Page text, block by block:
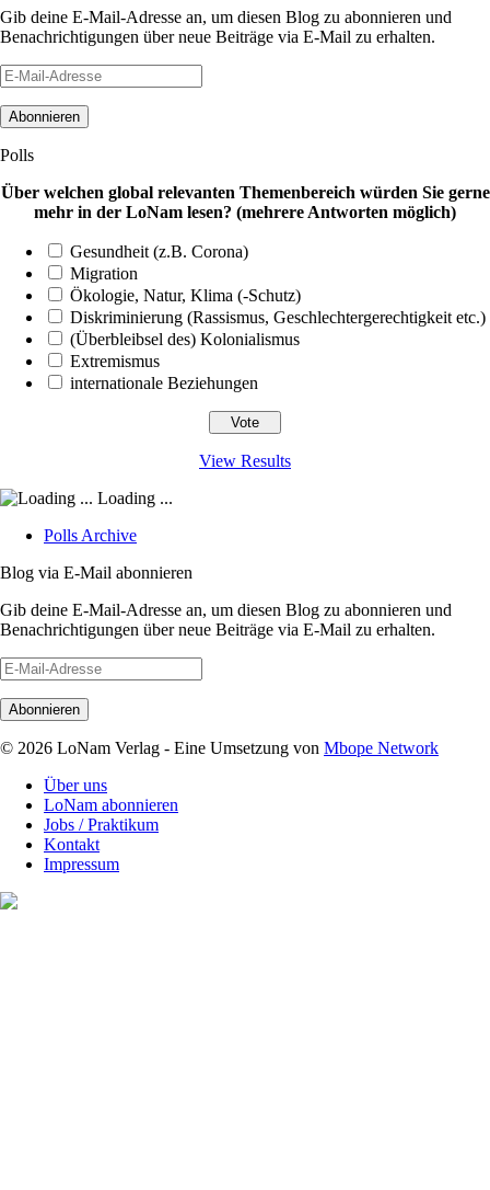
Gib deine E-Mail-Adresse an, um diesen Blog zu abonnieren und
Benachrichtigungen über neue Beiträge via E-Mail zu erhalten.
E-
Mail-
Adresse
Polls
Über welchen global relevanten Themenbereich würden Sie gerne
mehr in der LoNam lesen? (mehrere Antworten möglich)
Gesundheit (z.B. Corona)
Migration
Ökologie, Natur, Klima (-Schutz)
Diskriminierung (Rassismus, Geschlechtergerechtigkeit etc.)
(Überbleibsel des) Kolonialismus
Extremismus
internationale Beziehungen
View Results
Loading ...
Polls Archive
Blog via E-Mail abonnieren
Gib deine E-Mail-Adresse an, um diesen Blog zu abonnieren und
Benachrichtigungen über neue Beiträge via E-Mail zu erhalten.
E-
Mail-
Adresse
© 2026 LoNam Verlag - Eine Umsetzung von Mbope Network
Über uns
LoNam abonnieren
Jobs / Praktikum
Kontakt
Impressum